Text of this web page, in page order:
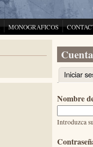
MONOGRAFICOS
Iniciar
Nombre
Introduzca